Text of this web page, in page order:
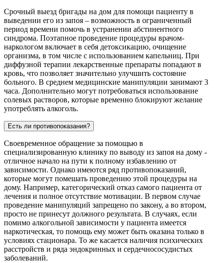
Срочный выезд бригады на дом для помощи пациенту в
выведении его из запоя – возможность в ограниченный
период времени помочь в устранении абстинентного
синдрома. Поэтапное проведение процедуры врачом-
наркологом включает в себя детоксикацию, очищение
организма, в том числе с использованием капельниц. При
диффузной терапии лекарственные препараты попадают в
кровь, что позволяет значительно улучшить состояние
больного. В среднем медицинские манипуляции занимают 3
часа. Дополнительно могут потребоваться использование
солевых растворов, которые временно блокируют желание
употреблять алкоголь.
Есть ли противопоказания?
Своевременное обращение за помощью в
специализированную клинику по выводу из запоя на дому -
отличное начало на пути к полному избавлению от
зависимости. Однако имеются ряд противопоказаний,
которые могут помешать проведению этой процедуры на
дому. Например, категорический отказ самого пациента от
лечения и полное отсутствие мотивации. В первом случае
проведение манипуляций запрещено по закону, а во втором,
просто не принесут должного результата. В случаях, если
помимо алкогольной зависимости у пациента имеется
наркотическая, то помощь ему может быть оказана только в
условиях стационара. То же касается наличия психических
расстройств и ряда эндокринных и сердечнососудистых
заболеваний.